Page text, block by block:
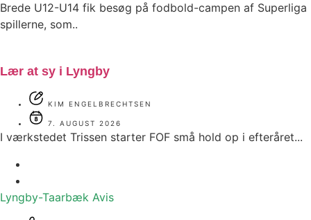
Brede U12-U14 fik besøg på fodbold-campen af Superliga
spillerne, som..
Lær at sy i Lyngby
KIM ENGELBRECHTSEN
7. AUGUST 2026
I værkstedet Trissen starter FOF små hold op i efteråret...
Lyngby-Taarbæk Avis